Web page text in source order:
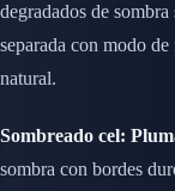
degradados de
separada con modo de
natural.
Sombreado cel:
sombra con bordes